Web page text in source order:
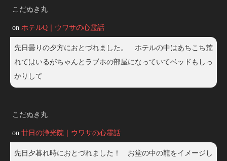
こだぬき丸
on ホテルQ｜ウワサの心霊話
先日曇りの夕方におとづれました。 ホテルの中はあちこち荒
れてはいるがちゃんとラブホの部屋になっていてベッドもしっ
かりして
こだぬき丸
on 廿日の浄光院｜ウワサの心霊話
先日夕暮れ時におとづれました！ お堂の中の龍をイメージし